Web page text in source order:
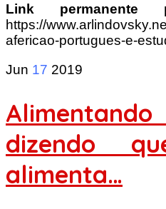
Link permanente
https://
afericao-portugues-e-
Jun 17 2019
dizendo
alimenta…